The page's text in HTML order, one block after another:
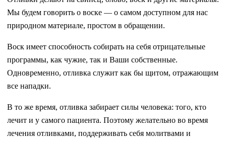
Мы будем говорить о воске — о самом доступном для нас
природном материале, простом в обращении.
Воск имеет способность собирать на себя отрицательные
программы, как чужие, так и Ваши собственные.
Одновременно, отливка служит как бы щитом, отражающим
все нападки.
В то же время, отливка забирает силы человека: того, кто
лечит и у самого пациента. Поэтому желательно во время
лечения отливками, поддерживать себя молитвами и